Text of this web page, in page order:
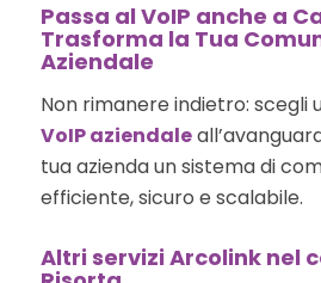
Passa al VoIP anche a
Trasforma la Tua
Aziendale
Non rimanere indietro: scegli
VoIP aziendale
tua azienda un sistema di
efficiente, sicuro e scalabile.
Altri servizi Arcolink nel